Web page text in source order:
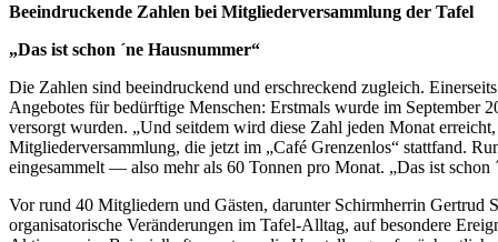
Beeindruckende Zahlen bei Mitgliederversammlung der Tafel
„Das ist schon ´ne Hausnummer“
Die Zahlen sind beeindruckend und erschreckend zugleich.
Angebotes für bedürftige Menschen: Erstmals wurde im
versorgt wurden. „Und seitdem wird diese Zahl jeden Monat
Mitgliederversammlung, die jetzt im „Café Grenzenlos“ stattfand.
eingesammelt — also mehr als 60 Tonnen pro Monat. „Das ist schon
Vor rund 40 Mitgliedern und Gästen, darunter Schirmherrin Gertrud
organisatorische Veränderungen im Tafel-Alltag, auf besondere